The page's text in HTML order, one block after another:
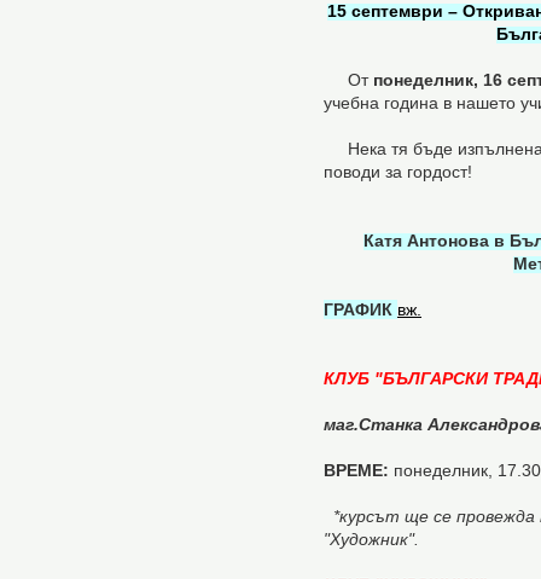
15 септември –
От понеделник, 16
учебна година в нашето
Нека тя бъде изпълнена
поводи за гордост!
Катя Антонова в
ГРАФИК вж.
КЛУБ "БЪЛГАРСКИ
маг.Станка
ВРЕМЕ: понеделник,
*курсът ще се провежда
"Художник".